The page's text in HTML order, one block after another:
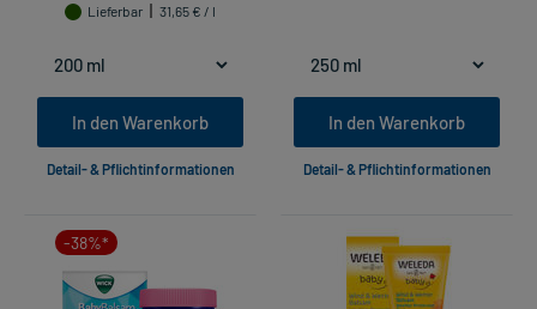
Lieferbar
31,65 € / l
In den Warenkorb
Detail- & Pflichtinformationen
In den Warenkorb
Detail- & Pflichtinformationen
-38%*